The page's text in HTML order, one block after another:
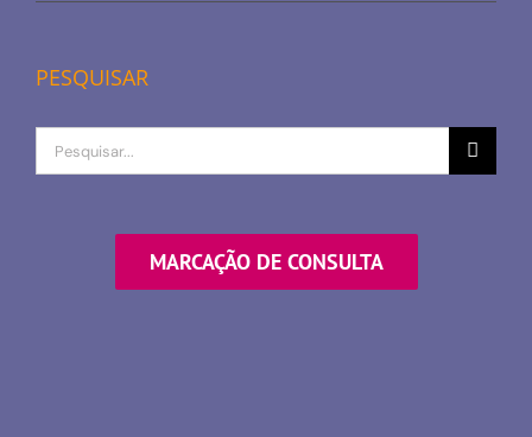
PESQUISAR
Procurar
por
MARCAÇÃO DE CONSULTA